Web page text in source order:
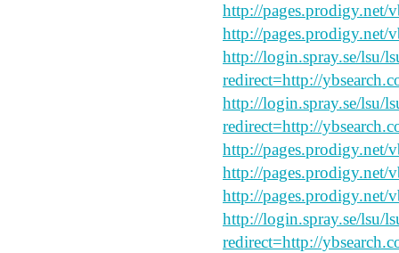
http://pages.prodigy.net/
http://pages.prodigy.net/
http://login.spray.se/lsu/
redirect=http://
http://login.spray.se/lsu/
redirect=http://
http://pages.prodigy.net/
http://pages.prodigy.net/
http://pages.prodigy.net/
http://login.spray.se/lsu/
redirect=http://